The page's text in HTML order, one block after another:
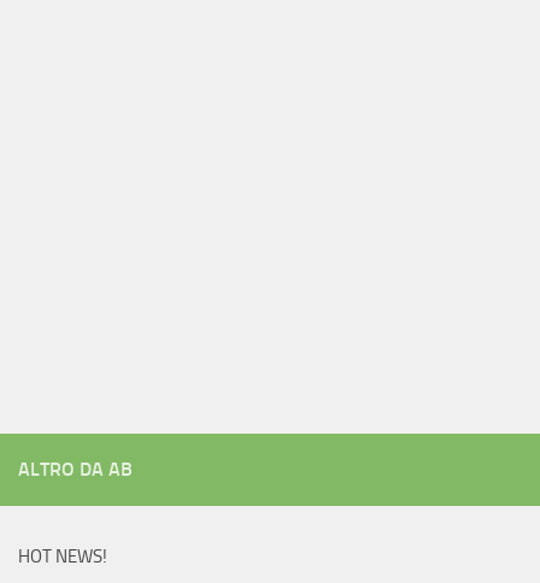
ALTRO DA AB
HOT NEWS!